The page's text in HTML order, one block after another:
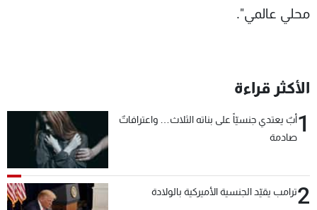
محلي عالمي".
الأكثر قراءة
1أبٌ يعتدي جنسيّاً على بناته الثلاث… واعترافاتٌ
صادمة
2ترامب يقيّد الجنسية الأميركية بالولادة